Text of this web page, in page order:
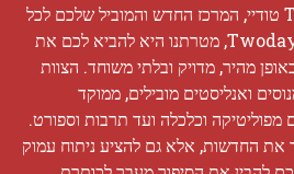
ברוכים הבאים ל-Twoday טודיי, המרכז החדש והמוביל שלכם לכל
מה שקורה בעולם היום. ב Twoday, מטרתנו היא להביא לכם את
מהיר, מדויק ובלתי משוחד. הצוות
ואנליסטים מובילים, ממוקד
וכלכלה ועד תרבות וספורט.
את החדשות, אלא גם להציע ניתוח עמוק